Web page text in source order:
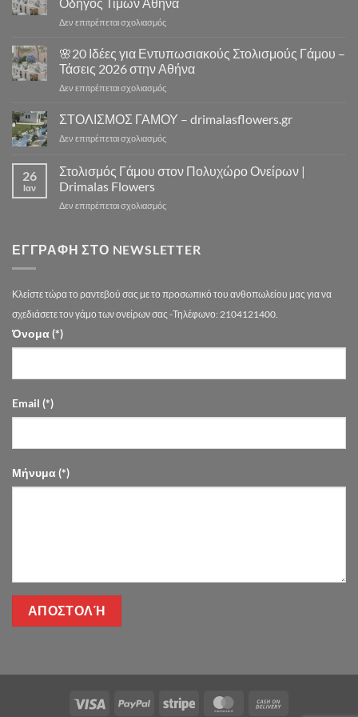
Flowers
Εκκλησία
Αθήνα
10
Μοναδικά
Concept
Design
Αξέχαστους
Γάμου
Δεν επιτρέπεται σχολιασμόςστο
Κοστίζει
ο
Στολισμός
–
Οδηγός
Αθήνα
🌸20 Ιδέες για Εντυπωσιακούς Στολισμούς Γάμου –
Τάσεις 2026 στην Αθήνα
Δεν επιτρέπεται σχολιασμόςστο
20
Ιδέες
για
Στολισμούς
Τάσεις
Αθήνα
ΣΤΟΛΙΣΜΟΣ ΓΑΜΟΥ – drimalasflowers.gr
Δεν επιτρέπεται σχολιασμόςστο
–
26
Ιαν
Στολισμός Γάμου στον Πολυχώρο Ονείρων |
Drimalas Flowers
Δεν επιτρέπεται σχολιασμόςστο
στον
Drimalas
Flowers
ΕΓΓΡΑΦΉ ΣΤΟ NEWSLETTER
Κλείστε τώρα το ραντεβού σας με το προσωπικό του ανθοπωλείου μας για να
σχεδιάσετε τον γάμο των ονείρων σας -Τηλέφωνο: 2104121400.
Όνομα (*)
Email (*)
Μήνυμα (*)
Visa PayPal Stripe MasterCard